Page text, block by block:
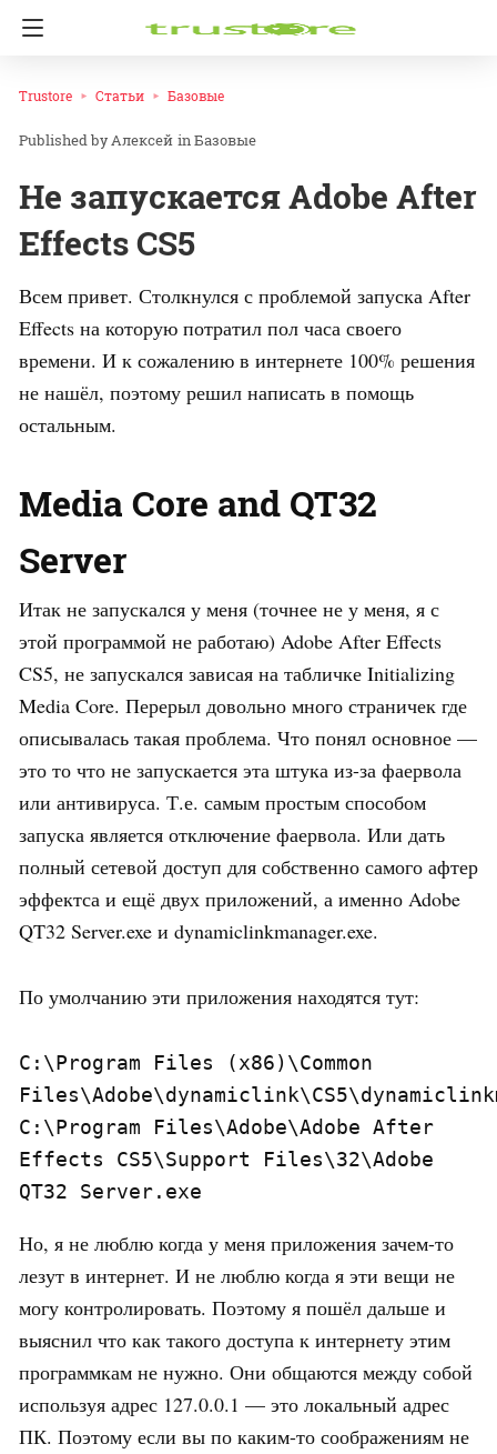
Trustore Статьи Базовые
Алексей inБазовые
Не запускается Adobe After
Effects CS5
Всем привет. Столкнулся с проблемой запуска After
Effects на которую потратил пол часа своего
времени. И к сожалению в интернете 100% решения
не нашёл, поэтому решил написать в помощь
остальным.
Media Core and QT32
Server
Итак не запускался у меня (точнее не у меня, я с
этой программой не работаю) Adobe After Effects
CS5, не запускался зависая на табличке Initializing
Media Core. Перерыл довольно много страничек где
описывалась такая проблема. Что понял основное —
это то что не запускается эта штука из-за фаервола
или антивируса. Т.е. самым простым способом
запуска является отключение фаервола. Или дать
полный сетевой доступ для собственно самого афтер
эффектса и ещё двух приложений, а именно Adobe
QT32 Server.exe и dynamiclinkmanager.exe.
По умолчанию эти приложения находятся тут:
C:\Program Files (x86)\Common
C:\Program Files\Adobe\Adobe After
Effects CS5\Support Files\32\Adobe
QT32 Server.exe
Но, я не люблю когда у меня приложения зачем-то
лезут в интернет. И не люблю когда я эти вещи не
могу контролировать. Поэтому я пошёл дальше и
выяснил что как такого доступа к интернету этим
программкам не нужно. Они общаются между собой
используя адрес 127.0.0.1 — это локальный адрес
ПК. Поэтому если вы по каким-то соображениям не